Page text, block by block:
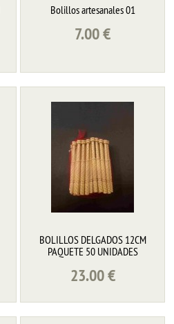
Bolillos artesanales 01
7.00€
BOLILLOS DELGADOS 12CM
PAQUETE 50 UNIDADES
23.00€